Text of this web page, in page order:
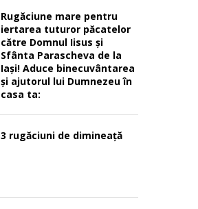
Rugăciune mare pentru
iertarea tuturor păcatelor
către Domnul Iisus şi
Sfânta Parascheva de la
Iaşi! Aduce binecuvântarea
şi ajutorul lui Dumnezeu în
casa ta:
3 rugăciuni de dimineață